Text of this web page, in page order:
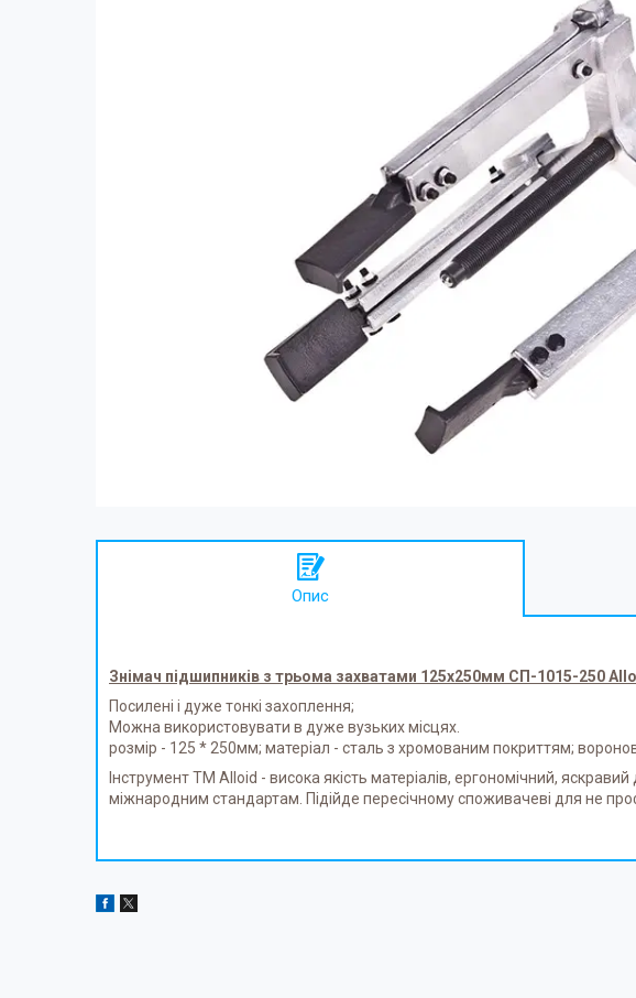
Опис
Знімач підшипників з трьома захватами 125х250мм СП-1015-250
Посилені і дуже тонкі захоплення;
Можна використовувати в дуже вузьких місцях.
розмір - 125 * 250мм; матеріал - сталь з хромованим покриттям;
Інструмент ТМ Alloid - висока якість матеріалів, ергономічний,
міжнародним стандартам. Підійде пересічному споживачеві для не